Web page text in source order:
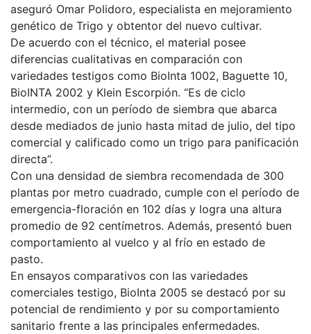
aseguró Omar Polidoro, especialista en mejoramiento
genético de Trigo y obtentor del nuevo cultivar.
De acuerdo con el técnico, el material posee
diferencias cualitativas en comparación con
variedades testigos como BioInta 1002, Baguette 10,
BioINTA 2002 y Klein Escorpión. “Es de ciclo
intermedio, con un período de siembra que abarca
desde mediados de junio hasta mitad de julio, del tipo
comercial y calificado como un trigo para panificación
directa”.
Con una densidad de siembra recomendada de 300
plantas por metro cuadrado, cumple con el período de
emergencia-floración en 102 días y logra una altura
promedio de 92 centímetros. Además, presentó buen
comportamiento al vuelco y al frío en estado de
pasto.
En ensayos comparativos con las variedades
comerciales testigo, BioInta 2005 se destacó por su
potencial de rendimiento y por su comportamiento
sanitario frente a las principales enfermedades.